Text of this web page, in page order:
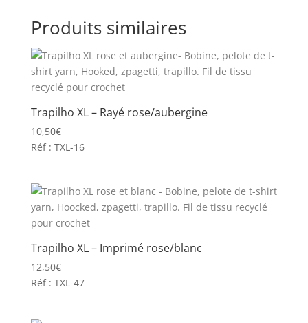
Produits similaires
Trapilho XL – Rayé rose/aubergine
10,50€
Réf : TXL-16
Trapilho XL – Imprimé rose/blanc
12,50€
Réf : TXL-47